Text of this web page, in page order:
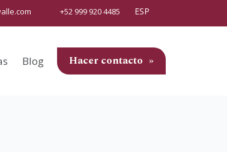
+52 999 920 4485 ESP
Blog Hacer contacto